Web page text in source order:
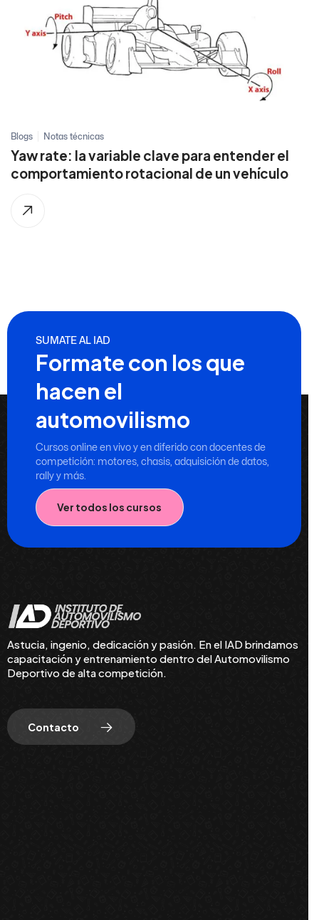
Blogs Notas técnicas
Yaw rate: la variable clave para entender el
comportamiento rotacional de un vehículo
SUMATE AL IAD
Formate con los que
hacen el
automovilismo
Cursos online en vivo y en diferido con docentes de
competición: motores, chasis, adquisición de datos,
rally y más.
Ver todos los cursos
Astucia, ingenio, dedicación y pasión. En el IAD brindamos
capacitación y entrenamiento dentro del Automovilismo
Deportivo de alta competición.
Contacto